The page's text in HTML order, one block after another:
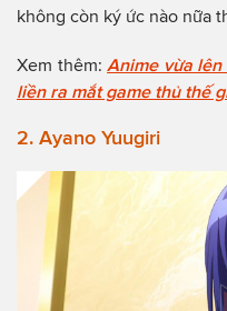
không còn ký ức nào nữa
Xem thêm: Anime vừa lên
liền ra mắt game thủ thế
2. Ayano Yuugiri